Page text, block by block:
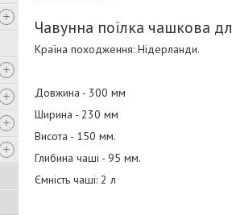
Чавунна поїлка чашкова
Країна походження: Нідерланди.
Довжина - 300 мм
Ширина - 230 мм
Висота - 150 мм.
Глибина чаші - 95 мм.
Ємність чаші: 2 л